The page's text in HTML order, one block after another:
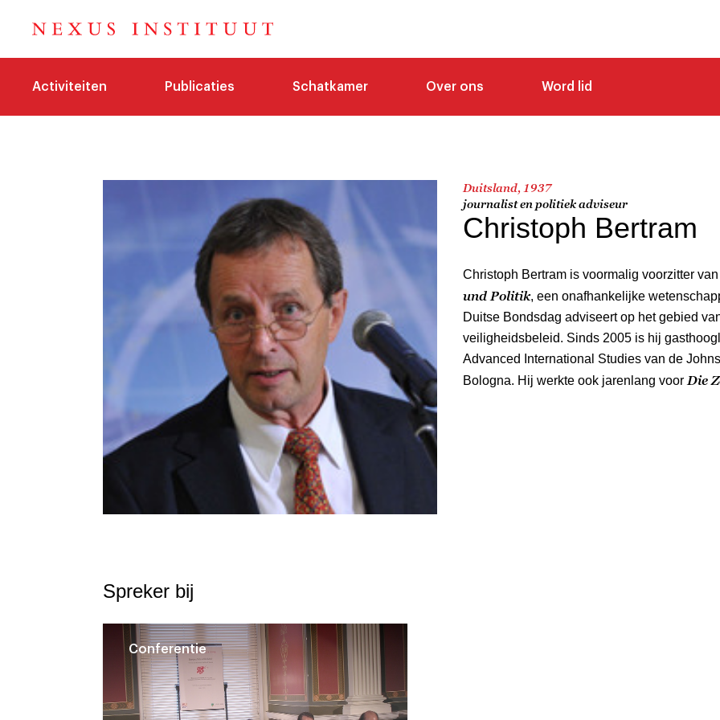
Activiteiten Publicaties Schatkamer Over ons Word lid
Duitsland, 1937
journalist en politiek adviseur
Christoph Bertram
Christoph Bertram is voormalig voorzitter
und Politik, een onafhankelijke
Duitse Bondsdag adviseert op het gebied
veiligheidsbeleid. Sinds 2005 is hij
Advanced International Studies van de
Bologna. Hij werkte ook jarenlang voor Die
Spreker bij
Conferentie